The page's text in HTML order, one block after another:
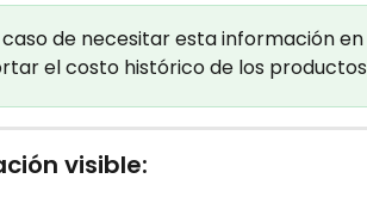
caso de necesitar esta información
el costo histórico de los
visible: